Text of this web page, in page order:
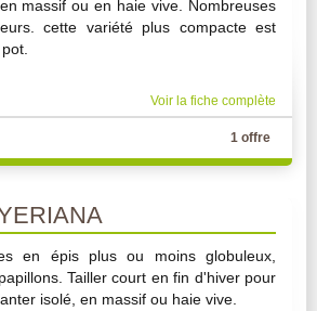
massif ou en haie vive. Nombreuses
cette variété plus compacte est
Voir la fiche complète
1 offre
en épis plus ou moins globuleux,
Tailler court en fin d'hiver pour
isolé, en massif ou haie vive.